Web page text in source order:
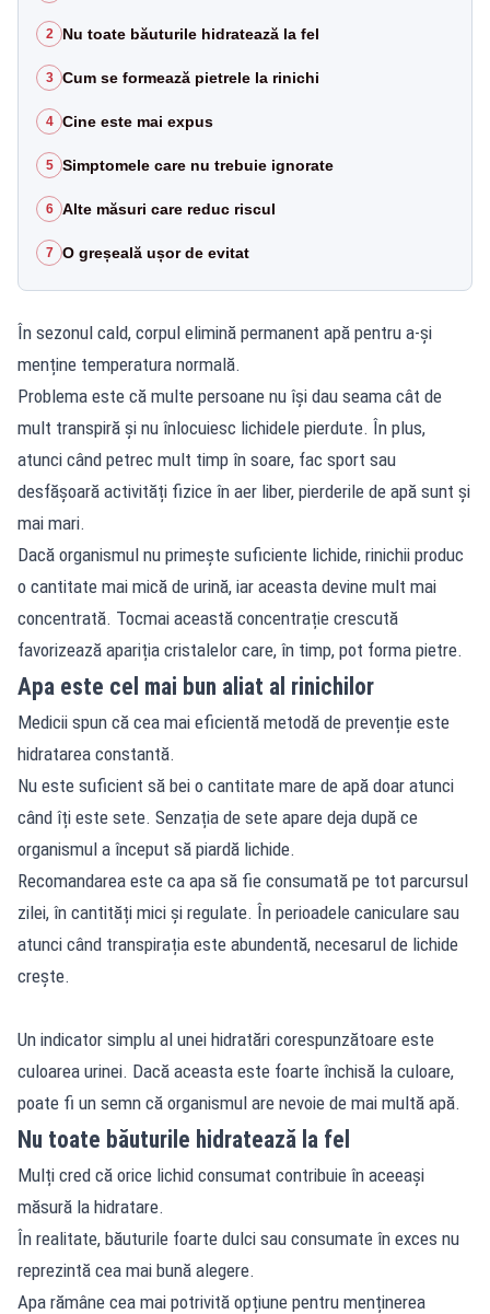
2 Nu toate băuturile hidratează la fel
3 Cum se formează pietrele la rinichi
4 Cine este mai expus
5 Simptomele care nu trebuie ignorate
6 Alte măsuri care reduc riscul
7 O greșeală ușor de evitat
În sezonul cald, corpul elimină permanent apă pentru a-și
menține temperatura normală.
Problema este că multe persoane nu își dau seama cât de
mult transpiră și nu înlocuiesc lichidele pierdute. În plus,
atunci când petrec mult timp în soare, fac sport sau
desfășoară activități fizice în aer liber, pierderile de apă sunt și
mai mari.
Dacă organismul nu primește suficiente lichide, rinichii produc
o cantitate mai mică de urină, iar aceasta devine mult mai
concentrată. Tocmai această concentrație crescută
favorizează apariția cristalelor care, în timp, pot forma pietre.
Apa este cel mai bun aliat al rinichilor
Medicii spun că cea mai eficientă metodă de prevenție este
hidratarea constantă.
Nu este suficient să bei o cantitate mare de apă doar atunci
când îți este sete. Senzația de sete apare deja după ce
organismul a început să piardă lichide.
Recomandarea este ca apa să fie consumată pe tot parcursul
zilei, în cantități mici și regulate. În perioadele caniculare sau
atunci când transpirația este abundentă, necesarul de lichide
crește.
Un indicator simplu al unei hidratări corespunzătoare este
culoarea urinei. Dacă aceasta este foarte închisă la culoare,
poate fi un semn că organismul are nevoie de mai multă apă.
Nu toate băuturile hidratează la fel
Mulți cred că orice lichid consumat contribuie în aceeași
măsură la hidratare.
În realitate, băuturile foarte dulci sau consumate în exces nu
reprezintă cea mai bună alegere.
Apa rămâne cea mai potrivită opțiune pentru menținerea